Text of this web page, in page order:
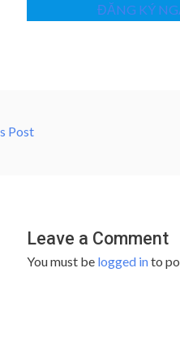
ĐĂNG KÝ
Post
Leave a Comment
You must be logged into